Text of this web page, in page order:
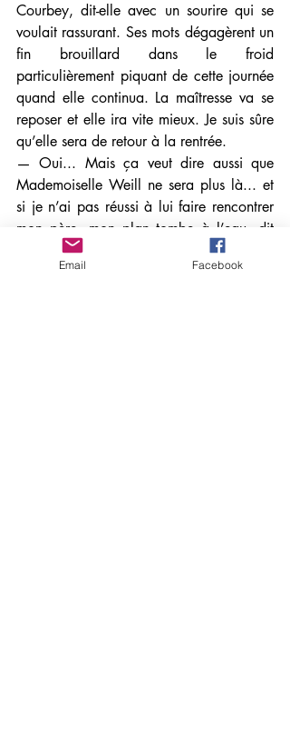
Courbey, dit-elle avec un sourire qui se
voulait rassurant. Ses mots dégagèrent un
fin brouillard dans le froid
particulièrement piquant de cette journée
quand elle continua. La maîtresse va se
reposer et elle ira vite mieux. Je suis sûre
qu’elle sera de retour à la rentrée.
— Oui... Mais ça veut dire aussi que
Mademoiselle Weill ne sera plus là... et
si je n’ai pas réussi à lui faire rencontrer
mon père, mon plan tombe à l’eau, dit
Marceau en rentrant un peu plus la tête
dans son cache-nez.
Email Facebook